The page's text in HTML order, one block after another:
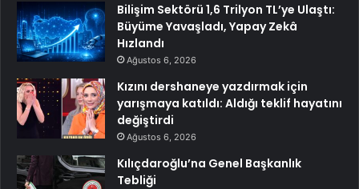
Bilişim Sektörü 1,6 Trilyon TL’ye Ulaştı:
Büyüme Yavaşladı, Yapay Zekâ
Hızlandı
Ağustos 6, 2026
Kızını dershaneye yazdırmak için
yarışmaya katıldı: Aldığı teklif hayatını
değiştirdi
Ağustos 6, 2026
Kılıçdaroğlu’na Genel Başkanlık
Tebliği